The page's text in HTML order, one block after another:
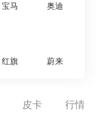
宝马 奥迪
红旗 蔚来
皮卡 行情